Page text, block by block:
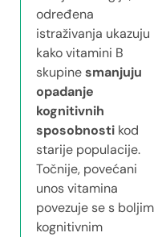
određena
istraživanja ukazuju
kako vitamini B
skupinesmanjuju
opadanje
kognitivnih
sposobnosti kod
starije populacije.
Točnije, povećani
unos vitamina
povezuje se s boljim
kognitivnim